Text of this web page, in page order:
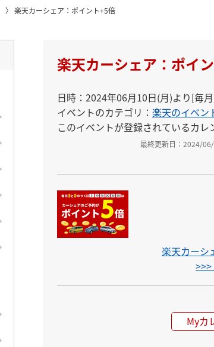
楽天カーシェア：ポイント+5倍
楽天カーシェア：ポイ
日時：2024年06月10日(月)より[毎
イベントのカテゴリ： 楽天のイベン
このイベントが登録されているカレ
最終更新日：2024/
楽天カーシ
Myカ